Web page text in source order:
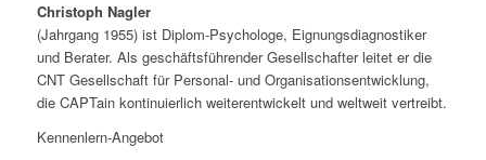
Christoph Nagler
(Jahrgang 1955) ist Diplom-Psychologe, Eignungsdiagnostiker
und Berater. Als geschäftsführender Gesellschafter leitet er die
CNT Gesellschaft für Personal- und Organisationsentwicklung,
die CAPTain kontinuierlich weiterentwickelt und weltweit vertreibt.
Kennenlern-Angebot